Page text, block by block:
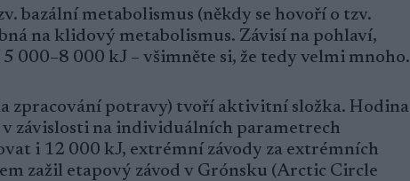
bazální metabolismus (někdy se hovoří o tzv.
na klidový metabolismus. Závisí na pohlaví,
000 kJ – všimněte si, že tedy velmi mnoho.
zpracování potravy) tvoří aktivitní složka. Hodina
závislosti na individuálních parametrech
i 12 000 kJ, extrémní závody za extrémních
zažil etapový závod v Grónsku (Arctic Circle